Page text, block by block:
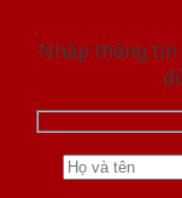
Nhập thông tin